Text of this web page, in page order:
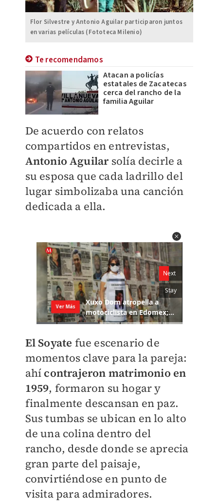
Flor Silvestre y Antonio Aguilar participaron juntos
en varias películas (Fototeca Milenio)
Te recomendamos
Atacan a policías
estatales de Zacatecas
cerca del rancho de la
familia Aguilar
De acuerdo con relatos
compartidos en entrevistas,
Antonio Aguilarsolía decirle a
su esposa que cada ladrillo del
lugar simbolizaba una canción
dedicada a ella.
El Soyate fue escenario de
momentos clave para la pareja:
ahí contrajeron matrimonio en
1959, formaron su hogar y
finalmente descansan en paz.
Sus tumbas se ubican en lo alto
de una colina dentro del
rancho, desde donde se aprecia
gran parte del paisaje,
convirtiéndose en punto de
visita para admiradores.